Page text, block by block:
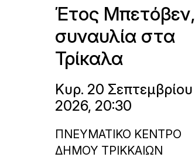
Έτος Μπετόβεν,
συναυλία στα
Τρίκαλα
Κυρ. 20 Σεπτεμβρίου
2026, 20:30
ΠΝΕΥΜΑΤΙΚΟ ΚΕΝΤΡΟ
ΔΗΜΟΥ ΤΡΙΚΚΑΙΩΝ